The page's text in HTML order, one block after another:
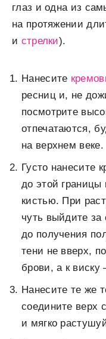
глаз и одна из
на протяжении
и стрелки).
Нанесите
ресниц и, не
посмотрите
отпечатаются,
на верхнем веке.
Густо нанесите
до этой границы
кистью. При
чуть выйдите за
до получения
тени не вверх,
брови, а к
Нанесите те же
соедините верх
и мягко